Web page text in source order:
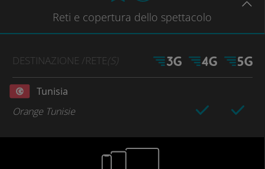
Reti e copertura dello spettacolo
DESTINAZIONE /RETE(S)
Tunisia
Orange Tunisie